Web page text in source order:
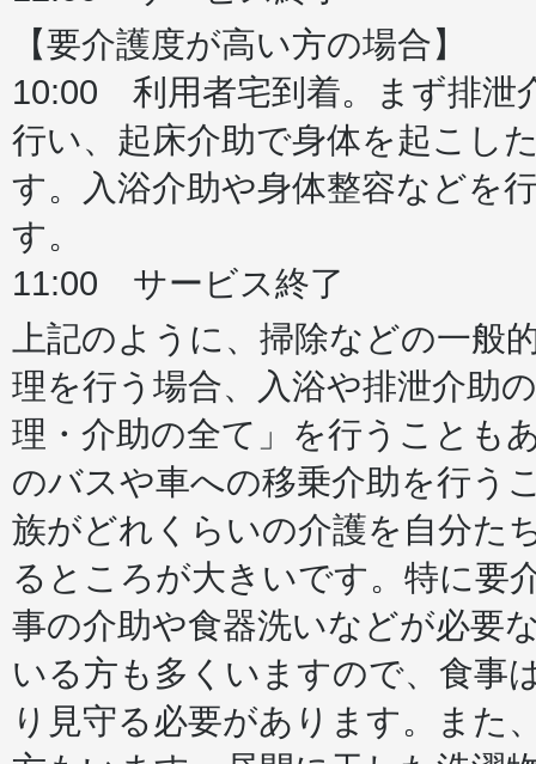
【要介護度が高い方の場合】
10:00 利用者宅到着。まず排泄
行い、起床介助で身体を起こし
す。入浴介助や身体整容などを
す。
11:00 サービス終了
上記のように、掃除などの一般
理を行う場合、入浴や排泄介助
理・介助の全て」を行うことも
のバスや車への移乗介助を行う
族がどれくらいの介護を自分た
るところが大きいです。特に要
事の介助や食器洗いなどが必要
いる方も多くいますので、食事
り見守る必要があります。また